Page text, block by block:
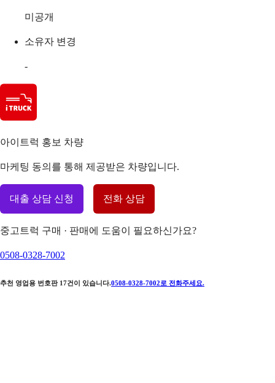
미공개
소유자 변경
-
아이트럭 홍보 차량
마케팅 동의를 통해 제공받은 차량입니다.
대출 상담 신청 전화 상담
중고트럭 구매 · 판매에 도움이 필요하신가요?
0508-0328-7002
추천 영업용 번호판 17건이 있습니다.0508-0328-7002 로 전화주세요.